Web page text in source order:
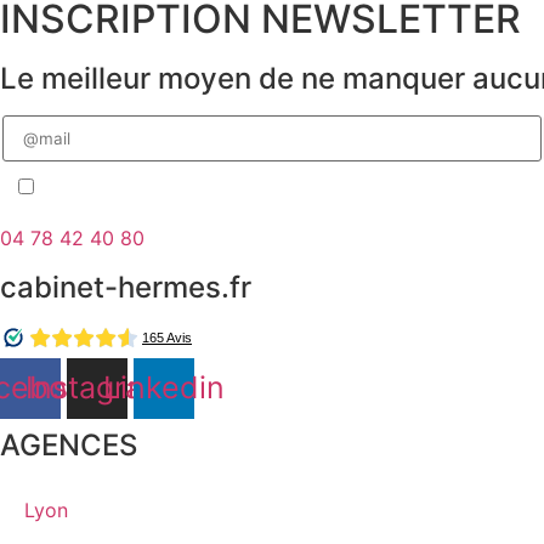
INSCRIPTION NEWSLETTER
Le meilleur moyen de ne manquer
Veuillez
laisser
ce
champ
04 78 42 40 80
cabinet-hermes.fr
Instagram
Linkedin
AGENCES
Lyon